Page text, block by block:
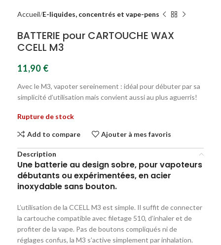
Accueil E-liquides, concentrés et vape-pens
BATTERIE pour CARTOUCHE WAX
CCELL M3
11,90 €
Avec le M3, vapoter sereinement : idéal pour débuter par sa
simplicité d’utilisation mais convient aussi au plus aguerris!
Rupture de stock
Add to compare Ajouter à mes favoris
Description
Une batterie au design sobre, pour vapoteurs
débutants ou expérimentées, en acier
inoxydable sans bouton.
L’utilisation de la CCELL M3 est simple. Il suffit de connecter
la cartouche compatible avec filetage 510, d’inhaler et de
profiter de la vape. Pas de boutons compliqués ni de
réglages confus, la M3 s’active simplement par inhalation.